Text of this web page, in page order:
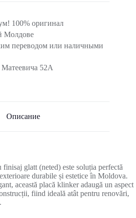
100% оригинал
Молдове
переводом или наличными
52А
Описание
glatt (neted) este soluția perfectă
durabile și estetice în Moldova.
această placă klinker adaugă un aspect
fiind ideală atât pentru renovări,